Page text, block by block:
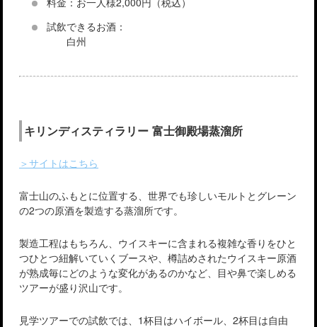
試飲できるお酒：
白州
キリンディスティラリー 富士御殿場蒸溜所
＞サイトはこちら
富士山のふもとに位置する、世界でも珍しいモルトとグレーン
の2つの原酒を製造する蒸溜所です。
製造工程はもちろん、ウイスキーに含まれる複雑な香りをひと
つひとつ紐解いていくブースや、樽詰めされたウイスキー原酒
が熟成毎にどのような変化があるのかなど、目や鼻で楽しめる
ツアーが盛り沢山です。
見学ツアーでの試飲では、1杯目はハイボール、2杯目は自由